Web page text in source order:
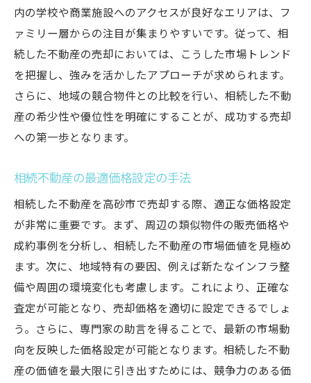
内の学校や商業施設へのアクセスが良好なエリアは、フ
ァミリー層からの注目が集まりやすいです。従って、相
続した不動産の売却においては、こうした市場トレンド
を把握し、強みを活かしたアプローチが求められます。
さらに、地域の競合物件との比較を行い、相続した不動
産の希少性や優位性を明確にすることが、成功する売却
への第一歩となります。
相続不動産の最適価格設定の手法
相続した不動産を高砂市で売却する際、適正な価格設定
が非常に重要です。まず、周辺の類似物件の販売価格や
成約事例を分析し、相続した不動産の市場価値を見極め
ます。次に、地域特有の要因、例えば新たなインフラ整
備や周囲の環境変化も考慮します。これにより、正確な
査定が可能となり、売却価格を適切に設定できるでしょ
う。さらに、専門家の助言を得ることで、最新の市場動
向を反映した価格設定が可能となります。相続した不動
産の価値を最大限に引き出すためには、競争力のある価